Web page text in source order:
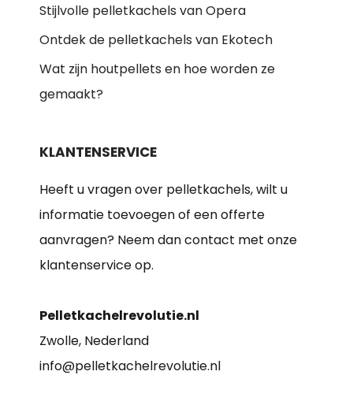
Stijlvolle pelletkachels van Opera
Ontdek de pelletkachels van Ekotech
Wat zijn houtpellets en hoe worden ze
gemaakt?
KLANTENSERVICE
Heeft u vragen over pelletkachels, wilt u
informatie toevoegen of een offerte
aanvragen? Neem dan contact met onze
klantenservice op.
Pelletkachelrevolutie.nl
Zwolle, Nederland
info@pelletkachelrevolutie.nl